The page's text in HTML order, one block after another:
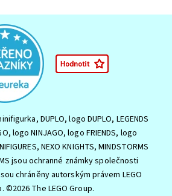
DUPLO, logo DUPLO, LEGENDS
logo NINJAGO, logo FRIENDS, logo
NEXO KNIGHTS, MINDSTORMS
jsou ochranné známky společnosti
chráněny autorským právem LEGO
©2026 The LEGO Group.